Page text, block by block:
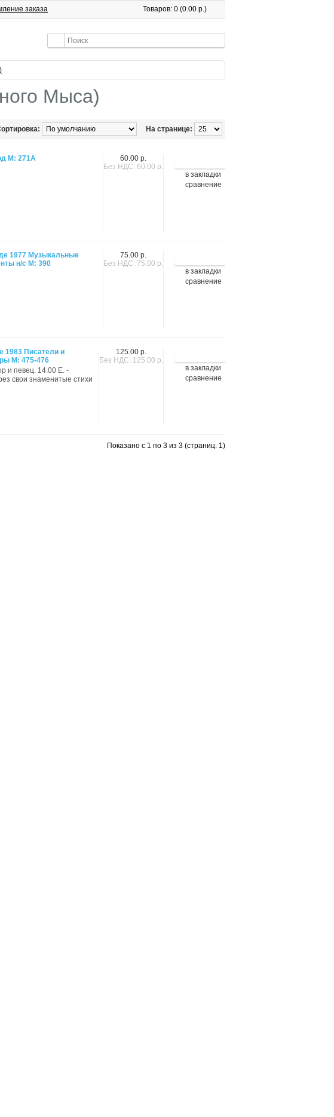
Товаров: 0 (0.00 р.)
заказа
Мыса)
На странице:
в закладки
сравнение
60.00 р.
Без НДС: 60.00 р.
М: 271А
в закладки
сравнение
75.00 р.
Без НДС: 75.00 р.
1977 Музыкальные
н/с М: 390
в закладки
сравнение
125.00 р.
Без НДС: 125.00 р.
1983 Писатели и
М: 475-476
и певец. 14.00 Е. -
свои знаменитые стихи
Показано с 1 по 3 из 3 (страниц: 1)